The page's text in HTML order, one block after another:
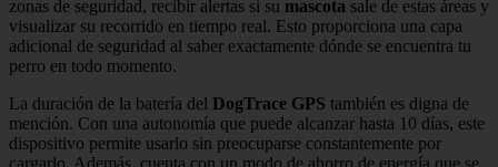
zonas de seguridad, recibir alertas si su mascota sale de estas áreas y
visualizar su recorrido en tiempo real. Esto proporciona una capa
adicional de seguridad al saber exactamente dónde se encuentra tu
perro en todo momento.
La duración de la batería del DogTrace GPS también es digna de
mención. Con una autonomía que puede alcanzar hasta 10 días, este
dispositivo permite usarlo sin preocuparse constantemente por
cargarlo. Además, cuenta con un modo de ahorro de energía que se